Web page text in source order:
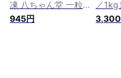
凍 八ちゃん堂 一粒
たこ入り 冷凍たこ焼
き 冷凍食品 おつま
945円
／1kg
こ焼
つ 冷